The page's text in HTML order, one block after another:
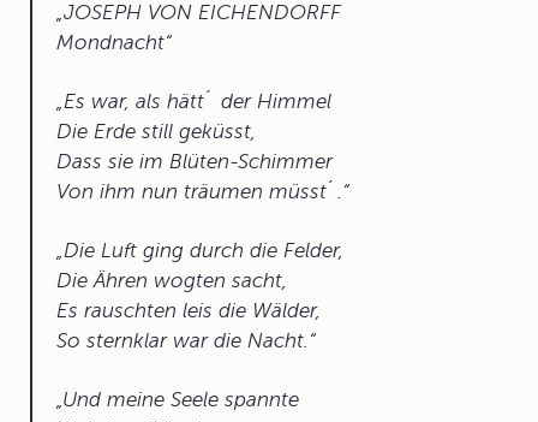
JOSEPH VON EICHENDORFF
Mondnacht
Es war, als hätt´ der Himmel
Die Erde still geküsst,
Dass sie im Blüten-Schimmer
Von ihm nun träumen müsst´.
Die Luft ging durch die Felder,
Die Ähren wogten sacht,
Es rauschten leis die Wälder,
So sternklar war die Nacht.
Und meine Seele spannte